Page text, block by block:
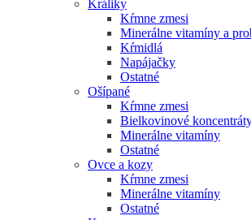
Králiky
Kŕmne zmesi
Minerálne vitamíny a
Kŕmidlá
Napájačky
Ostatné
Ošípané
Kŕmne zmesi
Bielkovinové
Minerálne vitamíny
Ostatné
Ovce a kozy
Kŕmne zmesi
Minerálne vitamíny
Ostatné